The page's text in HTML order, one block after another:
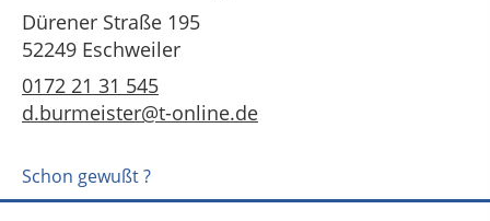
Dürener Straße 195
52249 Eschweiler
0172 21 31 545
d.burmeister@t-online.de
Schon gewußt ?